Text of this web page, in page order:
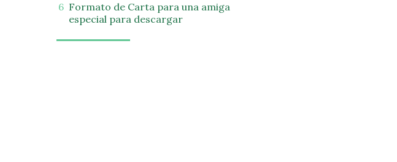
Formato de Carta para una amiga
especial para descargar